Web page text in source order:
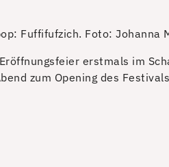
Fuffifufzich. Foto: Johanna
erstmals im
zum Opening des